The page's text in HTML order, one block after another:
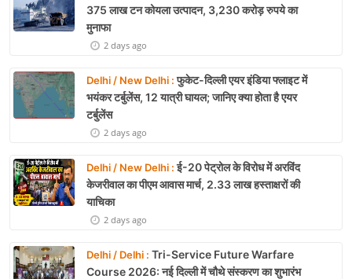
375 लाख टन कोयला उत्पादन, 3,230 करोड़ रुपये का
मुनाफा
2 days ago
Delhi / New Delhi :फुकेट-दिल्ली एयर इंडिया फ्लाइट में
भयंकर टर्बुलेंस, 12 यात्री घायल; जानिए क्या होता है एयर
टर्बुलेंस
2 days ago
Delhi / New Delhi :ई-20 पेट्रोल के विरोध में अरविंद
केजरीवाल का पीएम आवास मार्च, 2.33 लाख हस्ताक्षरों की
याचिका
2 days ago
Delhi / Delhi : Tri-Service Future Warfare
Course 2026: नई दिल्ली में चौथे संस्करण का शुभारंभ